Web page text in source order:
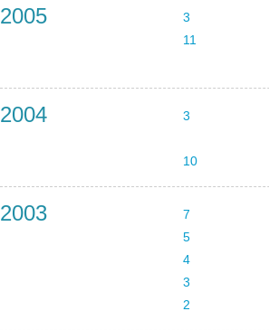
2005 3
11
2004 3
10
2003 7
5
4
3
2